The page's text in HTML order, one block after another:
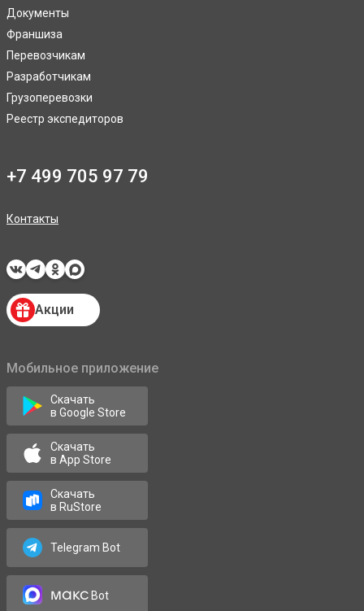
Документы
Франшиза
Перевозчикам
Разработчикам
Грузоперевозки
Реестр экспедиторов
+7 499 705 97 79
Контакты
Акции
Мобильное приложение
Скачать
в Google Store
Скачать
в App Store
Скачать
в RuStore
Telegram Bot
максBot